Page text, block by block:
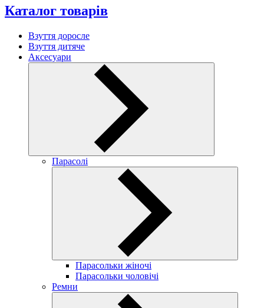
Каталог товарів
Взуття доросле
Взуття дитяче
Аксесуари
Парасолі
Парасольки жіночі
Парасольки чоловічі
Ремни